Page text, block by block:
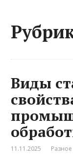
Виды
11.11.2025 Разное